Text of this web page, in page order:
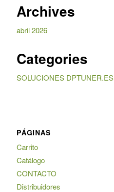
Archives
abril 2026
Categories
SOLUCIONES DPTUNER.ES
PÁGINAS
Carrito
Catálogo
CONTACTO
Distribuidores